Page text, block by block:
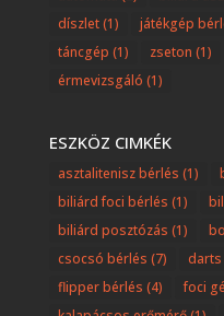
díszlet(1) játékgép
táncgép (1) zseton (1)
érmevizsgáló (1)
ESZKÖZ CIMKÉK
asztalitenisz bérlés (1)
biliárd foci bérlés (1)
biliárd posztózás (1)
csocsó bérlés (7) darts
flipper bérlés (4) foci